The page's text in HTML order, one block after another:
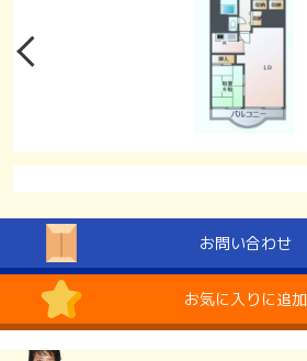
お問い合わせ
お気に入りに追加